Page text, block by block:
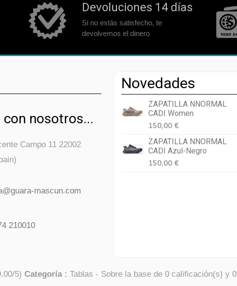
Devoluciones 14 días
Si no estás satisfecho, te
devolvemos el dinero
nosotros...
Campo 11 22002
mascun.com
210010
Novedades
ZAPATILLA NNORMAL
CADI Women
150,00 €
ZAPATILLA NNORMAL
CADI Azul-Negro
150,00 €
/5) Categoría : Tablas - Sobre la base de 0 calificación(s) y 0